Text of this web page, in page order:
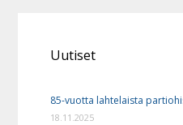
Uutiset
85-vuotta lahtelaista
18.11.2025